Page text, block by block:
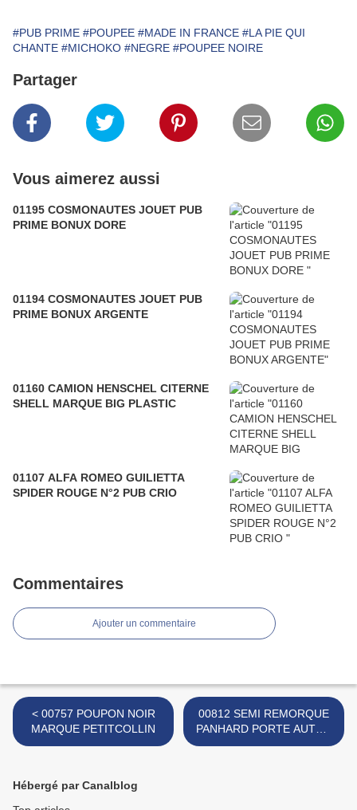
#PUB PRIME #POUPEE #MADE IN FRANCE #LA PIE QUI
CHANTE #MICHOKO #NEGRE #POUPEE NOIRE
Partager
Vous aimerez aussi
01195 COSMONAUTES JOUET PUB
PRIME BONUX DORE
01194 COSMONAUTES JOUET PUB
PRIME BONUX ARGENTE
01160 CAMION HENSCHEL CITERNE
SHELL MARQUE BIG PLASTIC
01107 ALFA ROMEO GUILIETTA
SPIDER ROUGE N°2 PUB CRIO
Commentaires
Ajouter un commentaire
< 00757 POUPON NOIR
MARQUE PETITCOLLIN
00812 SEMI REMORQUE
PANHARD PORTE AUTOS
MARQUE INCONNUE >
Hébergé par Canalblog